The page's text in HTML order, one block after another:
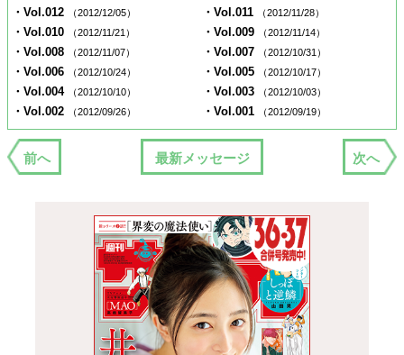
・Vol.012 （2012/12/05） ・Vol.011 （2012/11/28）
・Vol.010 （2012/11/21） ・Vol.009 （2012/11/14）
・Vol.008 （2012/11/07） ・Vol.007 （2012/10/31）
・Vol.006 （2012/10/24） ・Vol.005 （2012/10/17）
・Vol.004 （2012/10/10） ・Vol.003 （2012/10/03）
・Vol.002 （2012/09/26） ・Vol.001 （2012/09/19）
前へ 最新メッセージ 次へ